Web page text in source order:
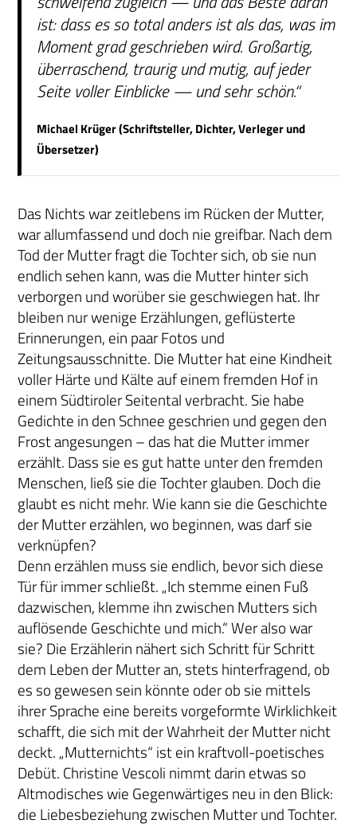
ist: dass es so total anders ist als das, was im
Moment grad geschrieben wird. Großartig,
überraschend, traurig und mutig, auf jeder
Seite voller Einblicke — und sehr schön.“
Michael Krüger (Schriftsteller, Dichter, Verleger und
Übersetzer)
Das Nichts war zeitlebens im Rücken der Mutter,
war allumfassend und doch nie greifbar. Nach dem
Tod der Mutter fragt die Tochter sich, ob sie nun
endlich sehen kann, was die Mutter hinter sich
verborgen und worüber sie geschwiegen hat. Ihr
bleiben nur wenige Erzählungen, geflüsterte
Erinnerungen, ein paar Fotos und
Zeitungsausschnitte. Die Mutter hat eine Kindheit
voller Härte und Kälte auf einem fremden Hof in
einem Südtiroler Seitental verbracht. Sie habe
Gedichte in den Schnee geschrien und gegen den
Frost angesungen – das hat die Mutter immer
erzählt. Dass sie es gut hatte unter den fremden
Menschen, ließ sie die Tochter glauben. Doch die
glaubt es nicht mehr. Wie kann sie die Geschichte
der Mutter erzählen, wo beginnen, was darf sie
verknüpfen?
Denn erzählen muss sie endlich, bevor sich diese
Tür für immer schließt. „Ich stemme einen Fuß
dazwischen, klemme ihn zwischen Mutters sich
auflösende Geschichte und mich.“ Wer also war
sie? Die Erzählerin nähert sich Schritt für Schritt
dem Leben der Mutter an, stets hinterfragend, ob
es so gewesen sein könnte oder ob sie mittels
ihrer Sprache eine bereits vorgeformte Wirklichkeit
schafft, die sich mit der Wahrheit der Mutter nicht
deckt. „Mutternichts“ ist ein kraftvoll-poetisches
Debüt. Christine Vescoli nimmt darin etwas so
Altmodisches wie Gegenwärtiges neu in den Blick:
die Liebesbeziehung zwischen Mutter und Tochter.